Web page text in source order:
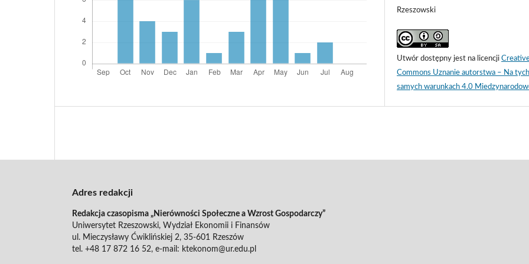
Rzeszowski
Utwór dostępny jest na licencji
Commons Uznanie autorstwa – Na tych
samych warunkach 4.0
Adres redakcji
Redakcja czasopisma „Nierówności Społeczne a Wzrost Gospodarczy”
Uniwersytet Rzeszowski, Wydział Ekonomii i Finansów
ul. Mieczysławy Ćwiklińskiej 2, 35-601 Rzeszów
tel. +48 17 872 16 52, e-mail: ktekonom@ur.edu.pl